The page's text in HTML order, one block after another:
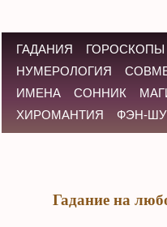
ГАДАНИЯ ГОРОСКОПЫ
НУМЕРОЛОГИЯ
ИМЕНА
СОННИК
ХИРОМАНТИЯ
ФЭН-
Гадание на